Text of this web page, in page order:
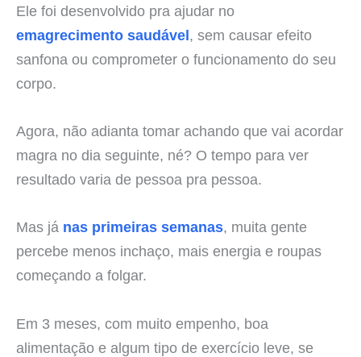
Ele foi desenvolvido pra ajudar no
emagrecimento saudável, sem causar efeito
sanfona ou comprometer o funcionamento do seu
corpo.
Agora, não adianta tomar achando que vai acordar
magra no dia seguinte, né? O tempo para ver
resultado varia de pessoa pra pessoa.
Mas já nas primeiras semanas, muita gente
percebe menos inchaço, mais energia e roupas
começando a folgar.
Em 3 meses, com muito empenho, boa
alimentação e algum tipo de exercício leve, se